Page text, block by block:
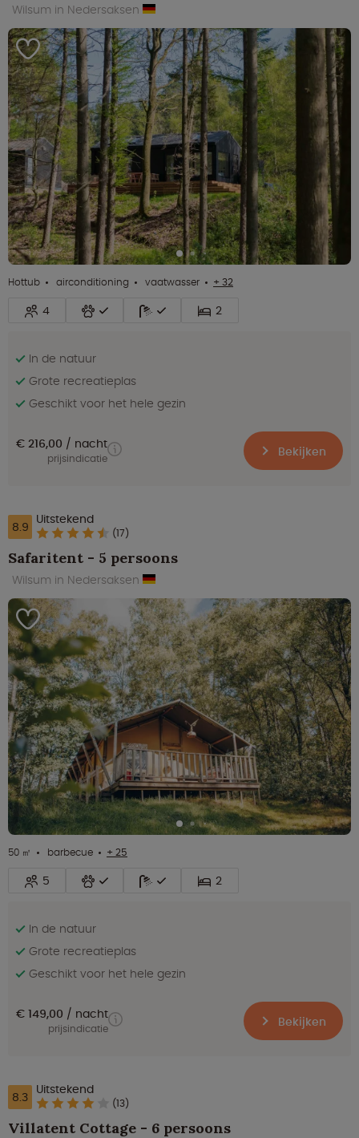
Wilsum in Nedersaksen
Hottub airconditioning vaatwasser + 32
4 2
In de natuur
Grote recreatieplas
Geschikt voor het hele gezin
€ 216,00 nacht
prijsindicatie Bekijken
8.9 Uitstekend
(17)
Safaritent - 5 persoons
Wilsum in Nedersaksen
50 ㎡ barbecue + 25
5 2
In de natuur
Grote recreatieplas
Geschikt voor het hele gezin
€ 149,00 nacht
prijsindicatie Bekijken
8.3 Uitstekend
(13)
Villatent Cottage - 6 persoons